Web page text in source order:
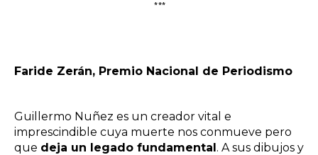
***
Faride Zerán, Premio Nacional de Periodismo
Guillermo Nuñez es un creador vital e
imprescindible cuya muerte nos conmueve pero
que deja un legado fundamental. A sus dibujos y